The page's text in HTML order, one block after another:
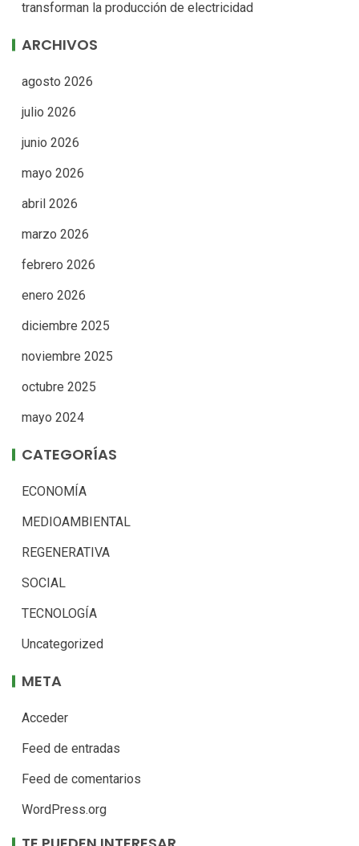
transforman la producción de electricidad
ARCHIVOS
agosto 2026
julio 2026
junio 2026
mayo 2026
abril 2026
marzo 2026
febrero 2026
enero 2026
diciembre 2025
noviembre 2025
octubre 2025
mayo 2024
CATEGORÍAS
ECONOMÍA
MEDIOAMBIENTAL
REGENERATIVA
SOCIAL
TECNOLOGÍA
Uncategorized
META
Acceder
Feed de entradas
Feed de comentarios
WordPress.org